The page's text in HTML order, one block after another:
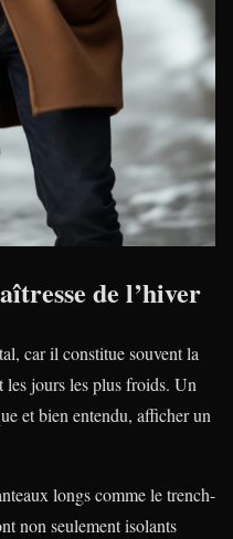
de l’hiver
car il constitue souvent la
les jours les plus froids. Un
et bien entendu, afficher un
longs comme le trench-
non seulement isolants